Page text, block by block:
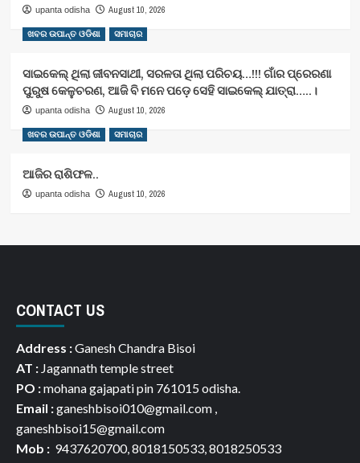
upanta odisha August 10, 2026
ଖବର ଉପାନ୍ତ ଓଡିଶା ସମାଚାର
ସାଇକେଲ୍ ଥିଲା ଜୀବନସାଥୀ, ସରଳତା ଥିଲା ପରିଚୟ…!!! ଗାଁର ପ୍ରେରଣା
ପୁରୁଷ କେଳୁଚରଣ, ଆଜି ବି ମନେ ପଡ଼େ ସେହି ସାଇକେଲ୍ ଯାତ୍ରା…..।
upanta odisha August 10, 2026
ଖବର ଉପାନ୍ତ ଓଡିଶା ସମାଚାର
ଆଜିର ରାଶିଫଳ..
upanta odisha August 10, 2026
CONTACT US
Address :Ganesh Chandra Bisoi
AT : Jagannath temple street
PO :mohana gajapati pin 761015 odisha.
Email :ganeshbisoi010@gmail.com ,
ganeshbisoi15@gmail.com
Mob : 9437620700, 8018150533, 8018250533